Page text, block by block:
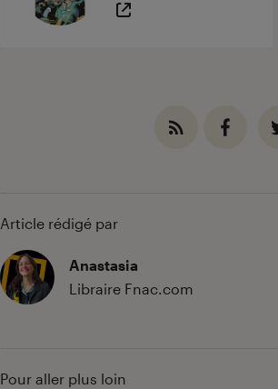
Article rédigé par
Anastasia
Libraire Fnac.com
Pour aller plus loin